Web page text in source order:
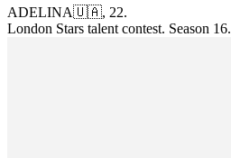
ADELINA🇺🇦, 22.
London Stars talent contest. Season 16.